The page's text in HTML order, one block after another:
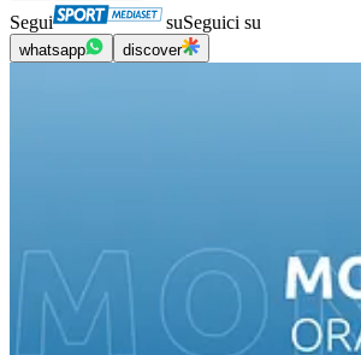
Segui suSeguici su
whatsapp discover